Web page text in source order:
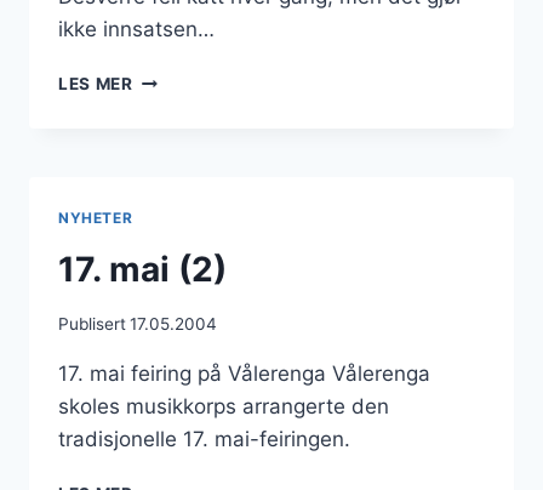
ikke innsatsen…
LES MERCAESAR
NYHETER
17. mai (2)
Publisert17.05.2004
17. mai feiring på Vålerenga Vålerenga
skoles musikkorps arrangerte den
tradisjonelle 17. mai-feiringen.